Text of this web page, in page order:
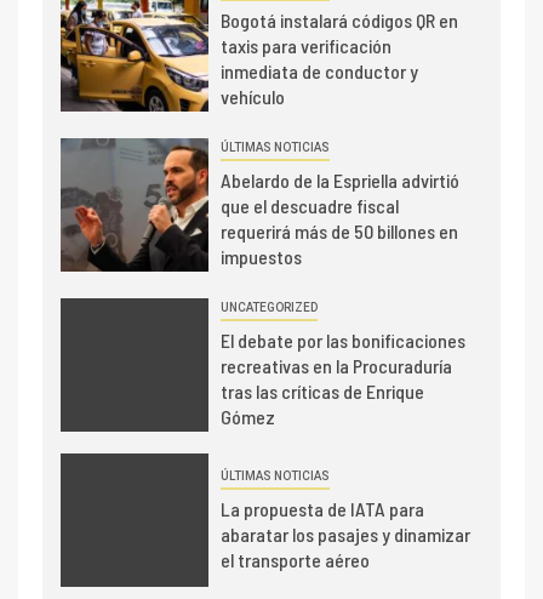
Bogotá instalará códigos QR en
taxis para verificación
inmediata de conductor y
vehículo
ÚLTIMAS NOTICIAS
Abelardo de la Espriella advirtió
que el descuadre fiscal
requerirá más de 50 billones en
impuestos
UNCATEGORIZED
El debate por las bonificaciones
recreativas en la Procuraduría
tras las críticas de Enrique
Gómez
ÚLTIMAS NOTICIAS
La propuesta de IATA para
abaratar los pasajes y dinamizar
el transporte aéreo